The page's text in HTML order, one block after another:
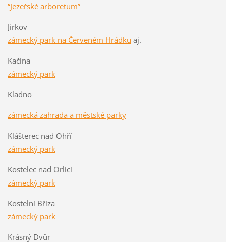
“Jezeřské arboretum”
Jirkov
zámecký park na Červeném Hrádku aj.
Kačina
zámecký park
Kladno
zámecká zahrada a městské parky
Klášterec nad Ohří
zámecký park
Kostelec nad Orlicí
zámecký park
Kostelní Bříza
zámecký park
Krásný Dvůr